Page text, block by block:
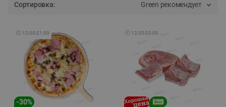
Сортировка: Green рекомендует
🕘 12:00-21:00
-30%
🕘 12:00-20:00